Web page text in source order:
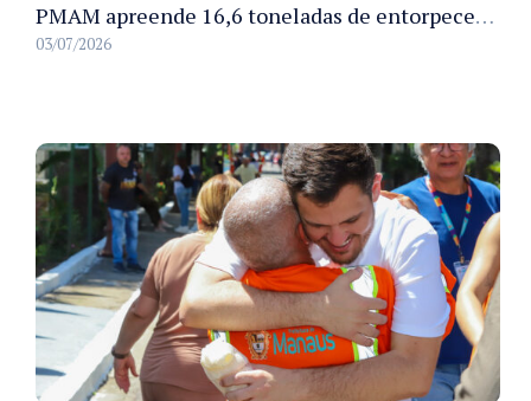
PMAM apreende 16,6 toneladas de entorpecentes e registra aumento nas prisões em flagrante e nas capturas de foragidos no primeiro semestre de 2026
03/07/2026